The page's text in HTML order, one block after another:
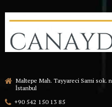
Maltepe Mah. Tayyareci Sami
İstanbul
+90 542 150 13 85